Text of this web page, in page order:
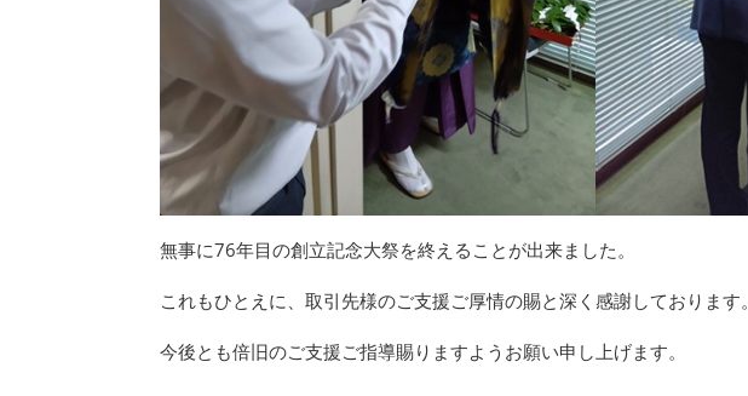
無事に76年目の創立記念大祭を終えることが出来ました。
これもひとえに、取引先様のご支援ご厚情の賜と深く感謝しております。
今後とも倍旧のご支援ご指導賜りますようお願い申し上げます。